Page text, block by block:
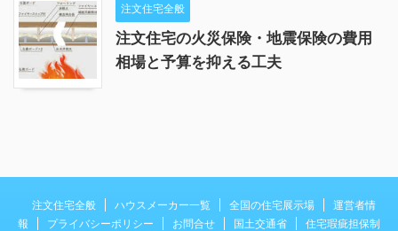
注文住宅全般
注文住宅の火災保険・地震保険の費用
相場と予算を抑える工夫
注文住宅全般 ハウスメーカー一覧 全国の住宅展示場
運営者情
報
プライバシーポリシー お問合せ 国土交通省
住宅瑕疵担保制